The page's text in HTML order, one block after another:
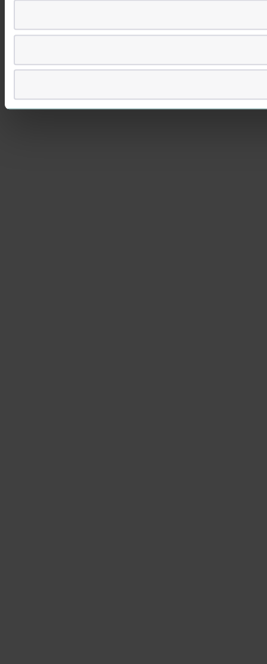
Vi lagrer aldri informasjon gjennom cookies som direkte